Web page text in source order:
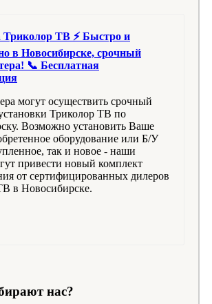
Триколор ТВ ⚡ Быстро и
в Новосибирске, срочный
📞 Бесплатная
могут осуществить срочный
Триколор ТВ по
Возможно установить Ваше
оборудование или Б/У
так и новое - наши
привести новый комплект
от сертифицированных дилеров
в Новосибирске.
нас?